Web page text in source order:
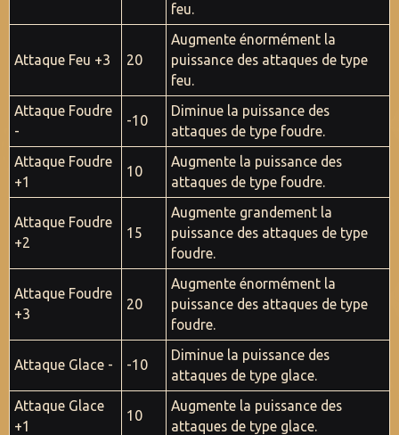
feu.
Attaque Feu +3 20
Augmente énormément la
puissance des attaques de type
feu.
Attaque Foudre
-
-10
Diminue la puissance des
attaques de type foudre.
Attaque Foudre
+1
10
Augmente la puissance des
attaques de type foudre.
Attaque Foudre
+2
15
Augmente grandement la
puissance des attaques de type
foudre.
Attaque Foudre
+3
20
Augmente énormément la
puissance des attaques de type
foudre.
Attaque Glace - -10
Diminue la puissance des
attaques de type glace.
Attaque Glace
+1
10
Augmente la puissance des
attaques de type glace.